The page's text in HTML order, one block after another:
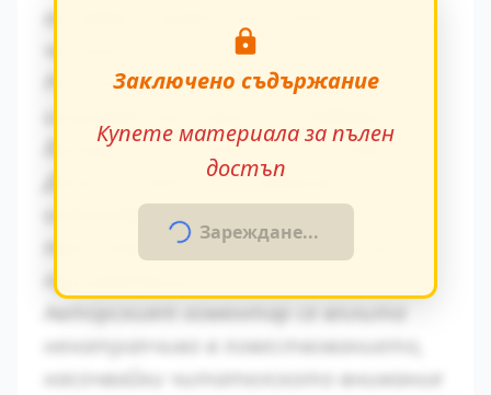
остават трайно в съзнанието на
читателя.
Ритъмът на повествованието се
динамични и статични епизоди.
Диалогичната реч разкрива
индивидуалните особености на
персонажите и тяхната социална
принадлежност.
Авторският коментар се вплита
ненатрапчиво в повествованието,
насочвайки читателското внимание
Заключено съдържание
Купете материала за пълен
достъп
Зареждане...